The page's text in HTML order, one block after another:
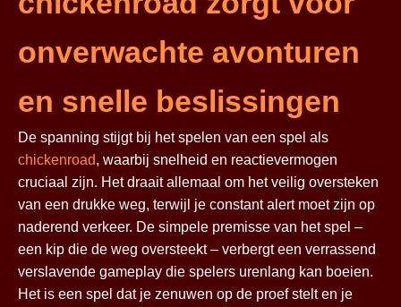
onverwachte avonturen
en snelle beslissingen
De spanning stijgt bij het spelen van een spel als
chickenroad, waarbij snelheid en reactievermogen
cruciaal zijn. Het draait allemaal om het veilig oversteken
van een drukke weg, terwijl je constant alert moet zijn op
naderend verkeer. De simpele premisse van het spel –
een kip die de weg oversteekt – verbergt een verrassend
verslavende gameplay die spelers urenlang kan boeien.
Het is een spel dat je zenuwen op de proef stelt en je